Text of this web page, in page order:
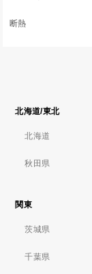
断熱
北海道/東北
北海道
秋田県
関東
茨城県
千葉県